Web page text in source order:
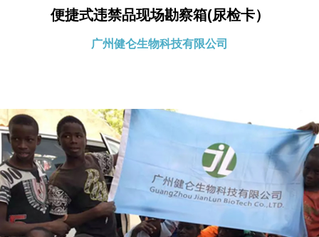
便捷式违禁品现场勘察箱(尿检卡）
广州健仑生物科技有限公司